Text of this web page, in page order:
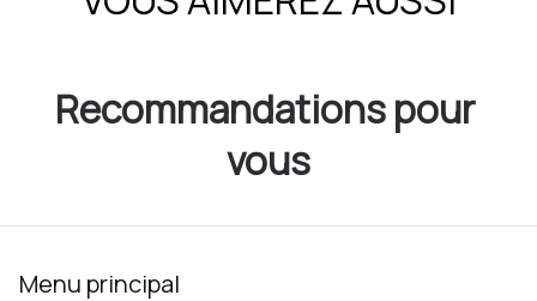
Recommandations pour
vous
Menu principal